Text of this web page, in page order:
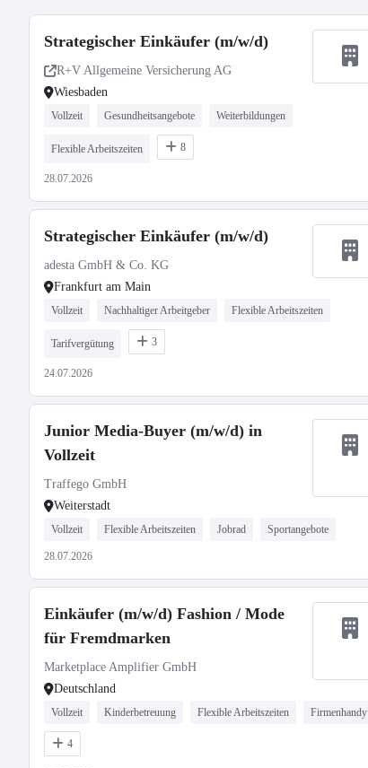
Strategischer Einkäufer (m/w/d)
R+V Allgemeine Versicherung AG
Wiesbaden
Vollzeit Gesundheitsangebote Weiterbildungen
Flexible Arbeitszeiten 8
28.07.2026
Strategischer Einkäufer (m/w/d)
adesta GmbH & Co. KG
Frankfurt am Main
Vollzeit Nachhaltiger Arbeitgeber Flexible Arbeitszeiten
Tarifvergütung 3
24.07.2026
Junior Media-Buyer (m/w/d) in
Vollzeit
Traffego GmbH
Weiterstadt
Vollzeit Flexible Arbeitszeiten Jobrad Sportangebote
28.07.2026
Einkäufer (m/w/d) Fashion / Mode
für Fremdmarken
Marketplace Amplifier GmbH
Deutschland
Vollzeit Kinderbetreuung Flexible Arbeitszeiten Firmenhandy
4